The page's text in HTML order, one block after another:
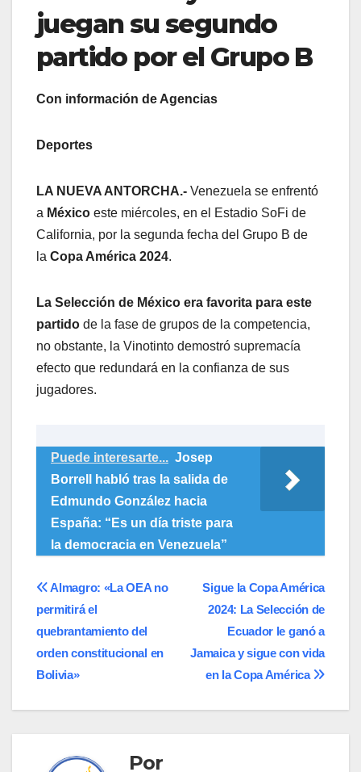
juegan su segundo
partido por el Grupo B
Con información de Agencias
Deportes
LA NUEVA ANTORCHA.- Venezuela se enfrentó
a México este miércoles, en el Estadio SoFi de
California, por la segunda fecha del Grupo B de
la Copa América 2024.
La Selección de México era favorita para este
partido de la fase de grupos de la competencia,
no obstante, la Vinotinto demostró supremacía
efecto que redundará en la confianza de sus
jugadores.
Puede interesarte... Josep
Borrell habló tras la salida de
Edmundo González hacia
España: “Es un día triste para
la democracia en Venezuela”
Navegación
de
entradas
Sigue la Copa América
2024: La Selección de
Ecuador le ganó a
Jamaica y sigue con vida
en la Copa América
Almagro: «La OEA no
permitirá el
quebrantamiento del
orden constitucional en
Bolivia»
Por